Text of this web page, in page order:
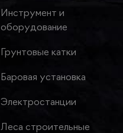
Инструмент и
оборудование
Грунтовые катки
Баровая установка
Электростанции
Леса строительные